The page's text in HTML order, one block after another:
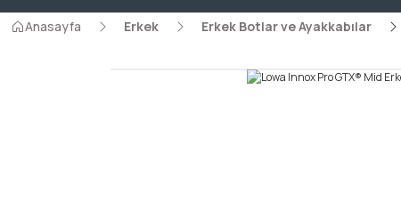
Anasayfa Erkek Erkek Botlar ve Ayakkabılar